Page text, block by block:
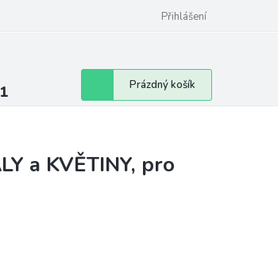
Přihlášení
Nákupní
košík
Prázdný košík
a KVĚTINY, pro